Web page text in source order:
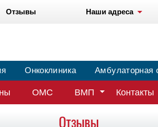
Отзывы Наши адреса
Онкоклиника Амбулаторная
ОМС ВМП Контакты
Отзывы